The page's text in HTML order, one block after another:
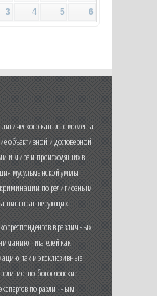
3 4 5 6
канала с момента
объективной и достоверной
и мире и происходящих в
мусульманской уммы
по религиозным
прав верующих.
в различных
читателей как
так и эксклюзивные
богословские
по различным